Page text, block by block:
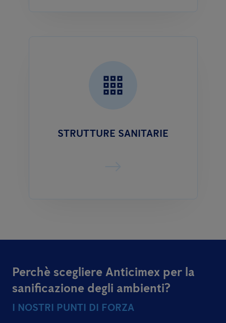
STRUTTURE SANITARIE
Perchè scegliere Anticimex per la
sanificazione degli ambienti?
I NOSTRI PUNTI DI FORZA